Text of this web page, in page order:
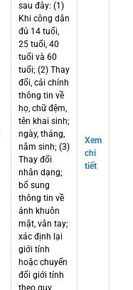
sau đây: (1)
Khi công dân
đủ 14 tuổi,
25 tuổi, 40
tuổi và 60
tuổi; (2) Thay
đổi, cải chính
thông tin về
họ, chữ đệm,
tên khai sinh;
ngày, tháng,
năm sinh; (3)
Thay đổi
nhân dạng;
bổ sung
thông tin về
ảnh khuôn
mặt, vân tay;
xác định lại
giới tính
hoặc chuyển
đổi giới tính
theo quy
Xem
chi
tiết